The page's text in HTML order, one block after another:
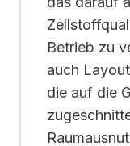
Betrieb zu
auch
die auf die